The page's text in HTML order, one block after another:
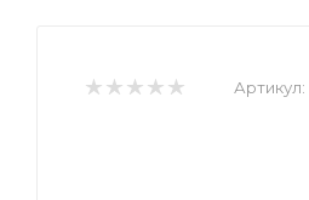
Артикул: